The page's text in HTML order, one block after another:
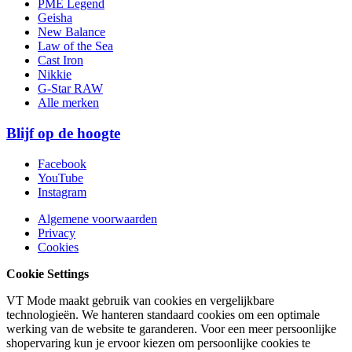
PME Legend
Geisha
New Balance
Law of the Sea
Cast Iron
Nikkie
G-Star RAW
Alle merken
Blijf op de hoogte
Facebook
YouTube
Instagram
Algemene voorwaarden
Privacy
Cookies
Cookie Settings
VT Mode maakt gebruik van cookies en vergelijkbare
technologieën. We hanteren standaard cookies om een optimale
werking van de website te garanderen. Voor een meer persoonlijke
shopervaring kun je ervoor kiezen om persoonlijke cookies te